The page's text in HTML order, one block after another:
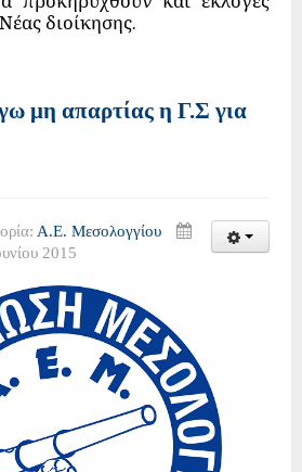
διοίκησης.
μη απαρτίας η Γ.Σ για
Α.Ε. Μεσολογγίου
2015